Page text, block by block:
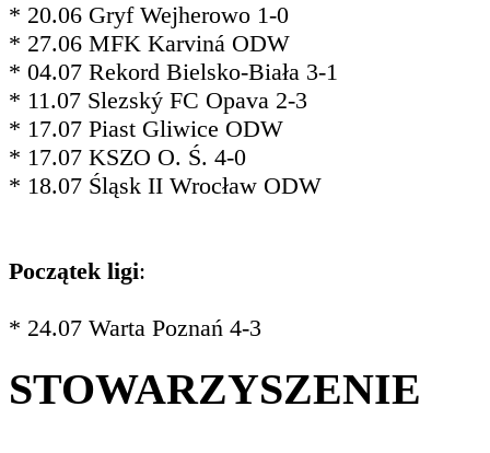
* 20.06 Gryf Wejherowo 1-0
* 27.06 MFK Karviná ODW
* 04.07 Rekord Bielsko-Biała 3-1
* 11.07 Slezský FC Opava 2-3
* 17.07 Piast Gliwice ODW
* 17.07 KSZO O. Ś. 4-0
* 18.07 Śląsk II Wrocław ODW
Początek ligi:
* 24.07 Warta Poznań 4-3
STOWARZYSZENIE